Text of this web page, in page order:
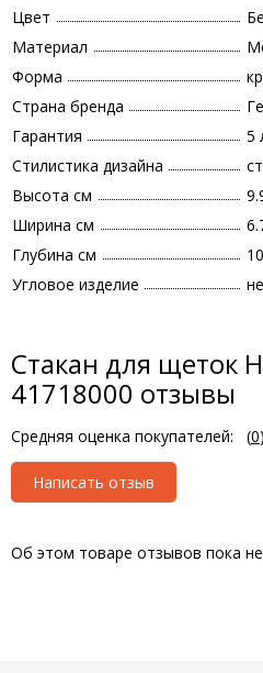
Цвет
Материал
Форма
Страна бренда
Гарантия
5
Стилистика дизайна
Высота см
Ширина см
Глубина см
Угловое изделие
Стакан для щеток
41718000 отзывы
Средняя оценка покупателей: (0)
Написать отзыв
Об этом товаре отзывов пока